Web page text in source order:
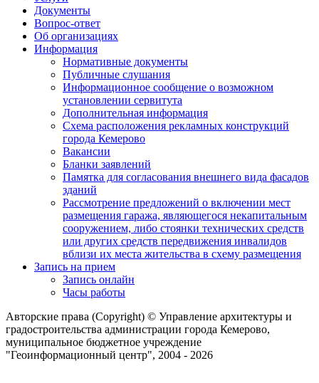
Документы
Вопрос-ответ
Об организациях
Информация
Нормативные документы
Публичные слушания
Информационное сообщение о возможном
установлении сервитута
Дополнительная информация
Схема расположения рекламных конструкций
города Кемерово
Вакансии
Бланки заявлений
Памятка для согласования внешнего вида фасадов
зданий
Рассмотрение предложений о включении мест
размещения гаража, являющегося некапитальным
сооружением, либо стоянки технических средств
или других средств передвижения инвалидов
вблизи их места жительства в схему размещения
Запись на прием
Запись онлайн
Часы работы
Авторские права (Copyright) © Управление архитектуры и
градостроительства администрации города Кемерово,
муниципальное бюджетное учреждение
"Геоинформационный центр", 2004 - 2026